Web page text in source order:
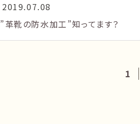
2019.07.08
”革靴の防水加工”知ってます？
1